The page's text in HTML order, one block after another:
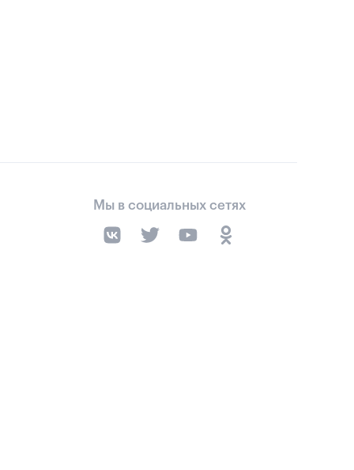
Мы в социальных сетях